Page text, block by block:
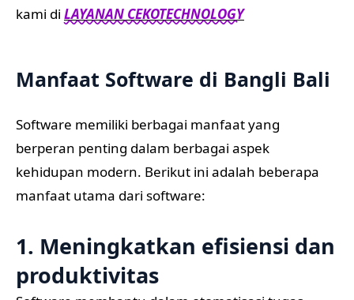
kami di LAYANAN CEKOTECHNOLOGY
Manfaat Software di Bangli Bali
Software memiliki berbagai manfaat yang
berperan penting dalam berbagai aspek
kehidupan modern. Berikut ini adalah beberapa
manfaat utama dari software:
1. Meningkatkan efisiensi dan
produktivitas